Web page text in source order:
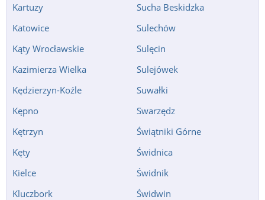
Kartuzy
Katowice
Kąty Wrocławskie
Kazimierza Wielka
Kędzierzyn-Koźle
Kępno
Kętrzyn
Kęty
Kielce
Kluczbork
Sucha Beskidzka
Sulechów
Sulęcin
Sulejówek
Suwałki
Swarzędz
Świątniki Górne
Świdnica
Świdnik
Świdwin